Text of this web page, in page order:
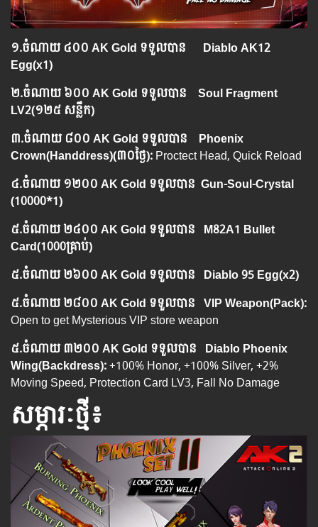
១.​ចំណាយ៤០០ AK Gold ទទួលបាន Diablo AK12
Egg(x1)
២.​ចំណាយ ៦០០ AK Gold ទទួលបាន Soul Fragment
LV2(១២៥ សន្លឹក)
៣.​ចំណាយ៨០០ AK Gold ទទួលបាន Phoenix
Crown(Handdress)(៣០ថ្ងៃ):Proctect Head, Quick Reload
៤.​ចំណាយ១២០០ AK Gold ទទួលបាន Gun-Soul-Crystal
(10000*1)
៥.ចំណាយ​២៤០០ AK Gold ទទួលបាន M82A1 Bullet
Card(1000គ្រាប់)
៥.ចំណាយ​២៦០០ AK Gold ទទួលបាន Diablo 95 Egg(x2)
៥.ចំណាយ​២៨០០ AK Gold ទទួលបាន VIP Weapon(Pack):
Open to get Mysterious VIP store weapon
៥.ចំណាយ​៣២០០ AK Gold ទទួលបាន Diablo Phoenix
Wing(Backdress):+100% Honor, +100% Silver, +2%
Moving Speed, Protection Card LV3, Fall No Damage
សម្ភារៈថ្មី៖